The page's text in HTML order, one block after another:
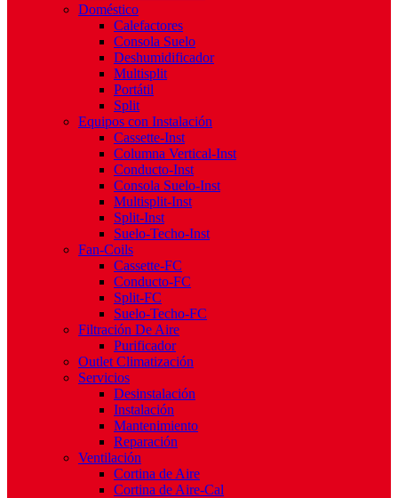
Doméstico
Calefactores
Consola Suelo
Deshumidificador
Multisplit
Portátil
Split
Equipos con Instalación
Cassette-Inst
Columna Vertical-Inst
Conducto-Inst
Consola Suelo-Inst
Multisplit-Inst
Split-Inst
Suelo-Techo-Inst
Fan-Coils
Cassette-FC
Conducto-FC
Split-FC
Suelo-Techo-FC
Filtración De Aire
Purificador
Outlet Climatización
Servicios
Desinstalación
Instalación
Mantenimiento
Reparación
Ventilación
Cortina de Aire
Cortina de Aire-Cal